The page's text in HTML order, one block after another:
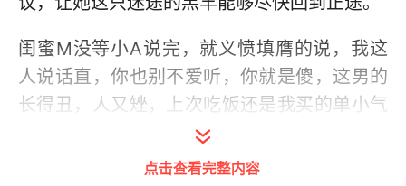
闺蜜M没等小A说完，就义愤填膺的说，我这
人说话直，你也别不爱听，你就是傻，这男的
长得丑，人又矬，上次吃饭还是我买的单小气
得很，就这条件还好意思出轨，也不知道你当
初看上他什么，瞎了眼，你就是传说中的瞎了
点击查看完整内容